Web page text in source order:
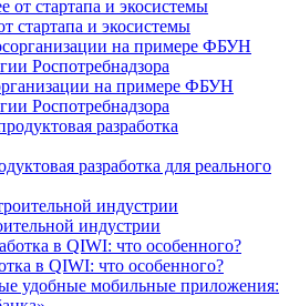
стартапа и экосистемы
на примере ФБУН
Роспотребнадзора
разработка для реального
индустрии
в QIWI: что особенного?